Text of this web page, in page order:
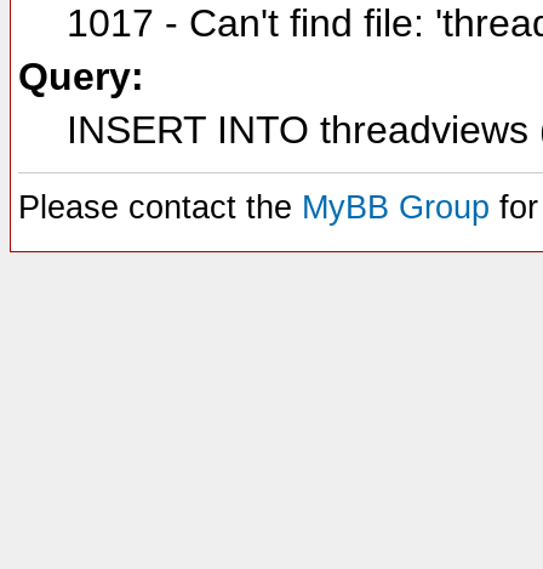
1017 - Can't find file:
Query:
INSERT INTO
Please contact the MyBB Group